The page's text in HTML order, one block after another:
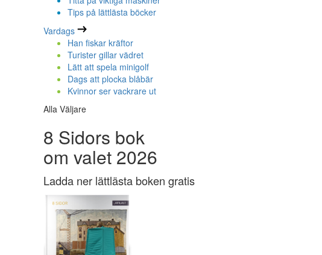
Tips på lättlästa böcker
Vardags
Han fiskar kräftor
Turister gillar vädret
Lätt att spela minigolf
Dags att plocka blåbär
Kvinnor ser vackrare ut
Alla Väljare
8 Sidors bok
om valet 2026
Ladda ner lättlästa boken gratis